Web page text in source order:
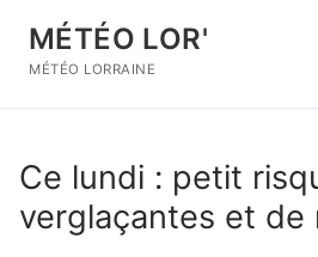
contenu
MÉTÉO LOR'
MÉTÉO LORRAINE
Ce lundi : petit
verglaçantes et de